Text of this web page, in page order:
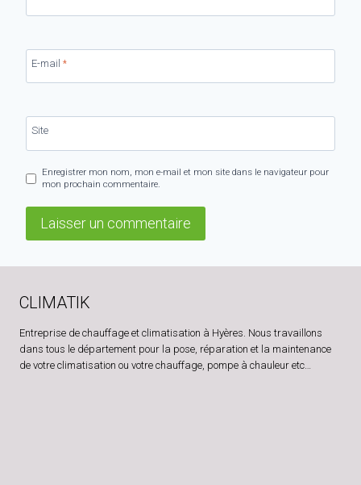
E-mail *
Site
Enregistrer mon nom, mon e-mail et mon site dans le navigateur pour
mon prochain commentaire.
CLIMATIK
Entreprise de chauffage et climatisation à Hyères. Nous travaillons
dans tous le département pour la pose, réparation et la maintenance
de votre climatisation ou votre chauffage, pompe à chauleur etc…